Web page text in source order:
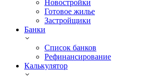
Новостройки
Готовое жилье
Застройщики
Банки
Список банков
Рефинансирование
Калькулятор